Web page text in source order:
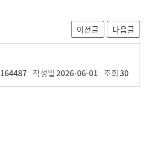
164487 작성일2026-06-01 조회30